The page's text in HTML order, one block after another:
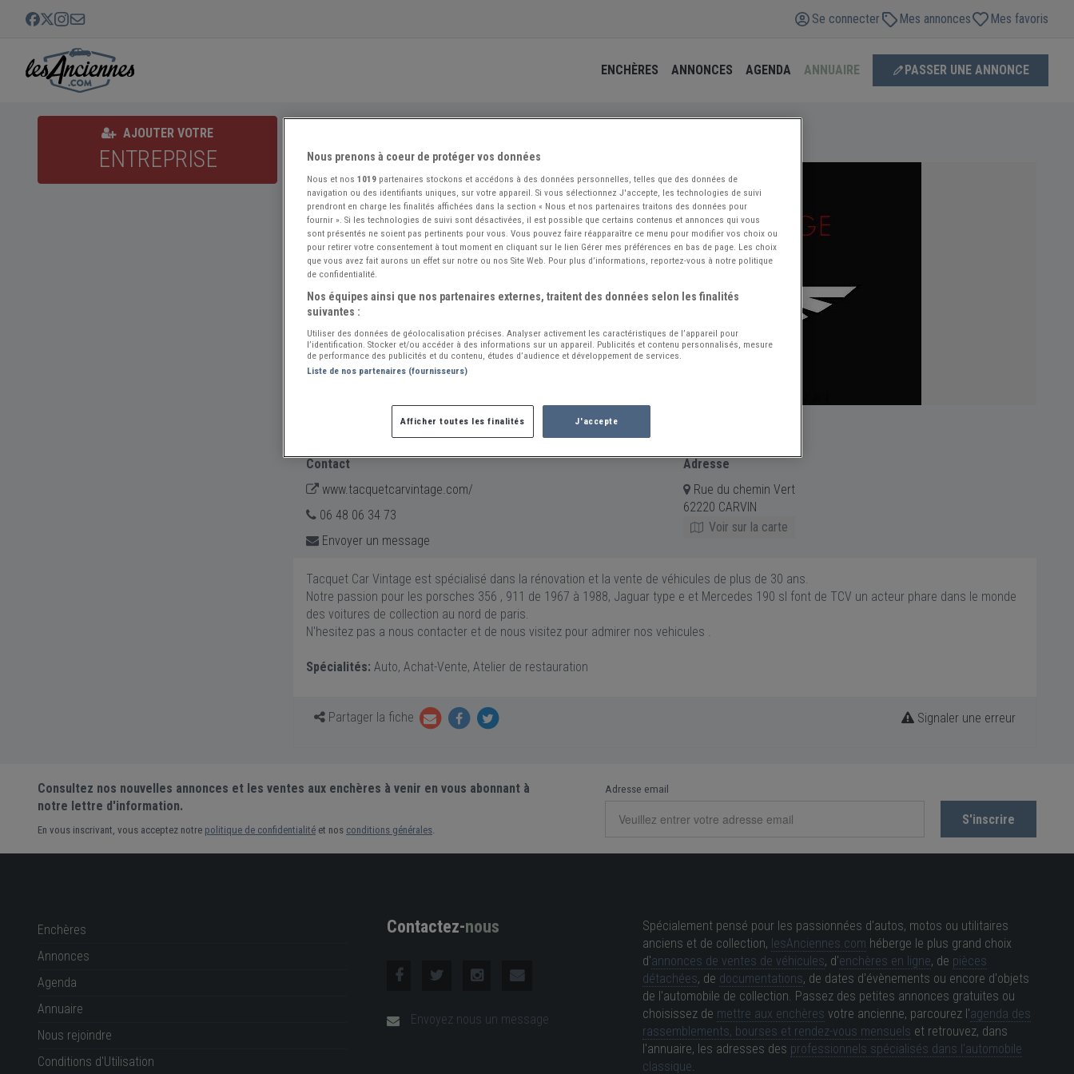
Se connecter Mes annonces Mes favoris
ENCHÈRES ANNONCES AGENDA ANNUAIRE PASSER UNE ANNONCE
AJOUTER VOTRE
ENTREPRISE
TACQUET CAR VINTAGE
Contact
www.tacquetcarvintage.com/
06 48 06 34 73
Envoyer un message
Adresse
Rue du chemin Vert
62220 CARVIN
Voir sur la carte
Tacquet Car Vintage est spécialisé dans la rénovation et la vente de véhicules de plus de 30 ans.
Notre passion pour les porsches 356 , 911 de 1967 à 1988, Jaguar type e et Mercedes 190 sl font de TCV un acteur phare dans le monde
des voitures de collection au nord de paris.
N'hesitez pas a nous contacter et de nous visitez pour admirer nos vehicules .
Spécialités: Auto, Achat-Vente, Atelier de restauration
Partager la fiche Signaler une erreur
Consultez nos nouvelles annonces et les ventes aux enchères à venir en vous abonnant à
notre lettre d'information.
En vous inscrivant, vous acceptez notre politique de confidentialité et nos conditions générales.
Adresse email
Enchères
Annonces
Agenda
Annuaire
Nous rejoindre
Conditions d'Utilisation
Contactez-nous
Envoyez nous un message
Spécialement pensé pour les passionnées d'autos, motos ou utilitaires
anciens et de collection, lesAnciennes.com héberge le plus grand choix
d'annonces de ventes de véhicules, d'enchères en ligne, de pièces
détachées, de documentations, de dates d'évènements ou encore d'objets
de l'automobile de collection. Passez des petites annonces gratuites ou
choisissez de mettre aux enchères votre ancienne, parcourez l'agenda des
rassemblements, bourses et rendez-vous mensuels et retrouvez, dans
l'annuaire, les adresses des professionnels spécialisés dans l'automobile
classique.
Nous prenons à coeur de protéger vos données
Nous et nos 1019 partenaires stockons et accédons à des données personnelles, telles que des données de
navigation ou des identifiants uniques, sur votre appareil. Si vous sélectionnez J'accepte, les technologies de suivi
prendront en charge les finalités affichées dans la section « Nous et nos partenaires traitons des données pour
fournir ». Si les technologies de suivi sont désactivées, il est possible que certains contenus et annonces qui vous
sont présentés ne soient pas pertinents pour vous. Vous pouvez faire réapparaître ce menu pour modifier vos choix ou
pour retirer votre consentement à tout moment en cliquant sur le lien Gérer mes préférences en bas de page. Les choix
que vous avez fait aurons un effet sur notre ou nos Site Web. Pour plus d’informations, reportez-vous à notre politique
de confidentialité.
Nos équipes ainsi que nos partenaires externes, traitent des données selon les finalités
suivantes :
Utiliser des données de géolocalisation précises. Analyser activement les caractéristiques de l’appareil pour
l’identification. Stocker et/ou accéder à des informations sur un appareil. Publicités et contenu personnalisés, mesure
de performance des publicités et du contenu, études d’audience et développement de services.
Liste de nos partenaires (fournisseurs)
Afficher toutes les finalités J'accepte